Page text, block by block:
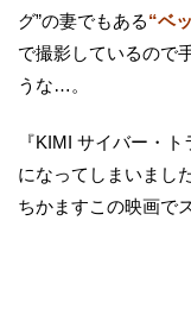
グ”の妻でもある“ベ
で撮影しているので
うな…。
『KIMI サイバー・
になってしまいまし
ちかますこの映画で